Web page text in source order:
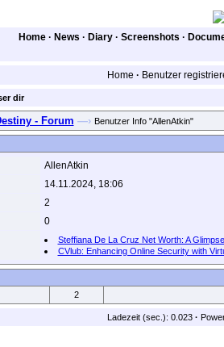
Home · News · Diary · Screenshots ·
Home · Benutzer
dir
- Forum —› Benutzer Info "AllenAtkin"
AllenAtkin
14.11.2024, 18:06
2
0
Steffiana De La Cruz Net Worth: A
CVlub: Enhancing Online Security with
2
Ladezeit (sec.): 0.023 ·